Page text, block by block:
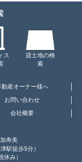
ス
貸土地の検
索
動産オーナー様へ
お問い合わせ
会社概要
寿美
駅徒歩5分）
み）